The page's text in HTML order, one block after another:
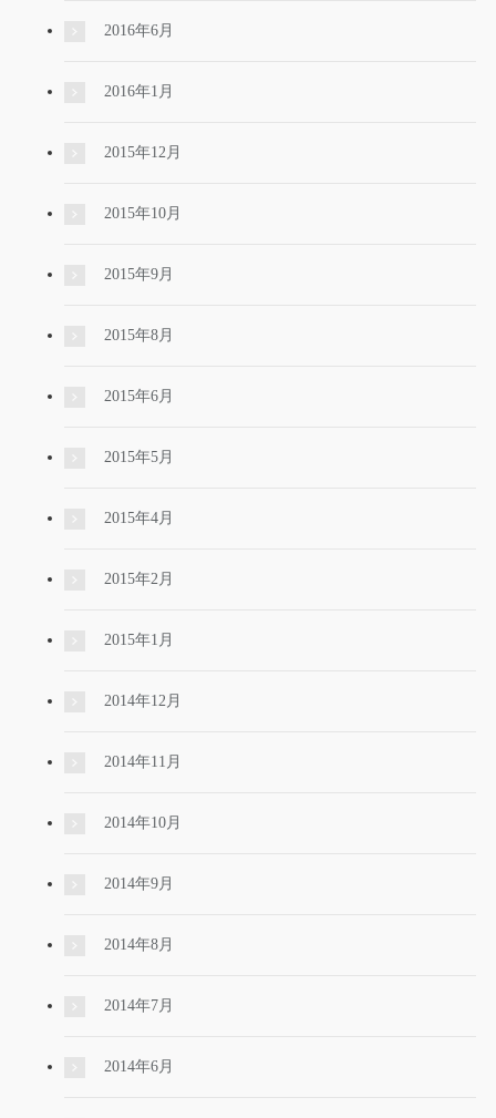
2016年6月
2016年1月
2015年12月
2015年10月
2015年9月
2015年8月
2015年6月
2015年5月
2015年4月
2015年2月
2015年1月
2014年12月
2014年11月
2014年10月
2014年9月
2014年8月
2014年7月
2014年6月